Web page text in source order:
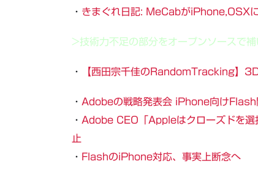
・ きまぐれ日記: MeCabがiPhone,OSX
>技術力不足の部分をオープンソースで
・ 【西田宗千佳のRandomTracking】
・ Adobeの戦略発表会 iPhone向けFlash
・ Adobe CEO「Appleはクローズドを
止
・ FlashのiPhone対応、事実上断念へ